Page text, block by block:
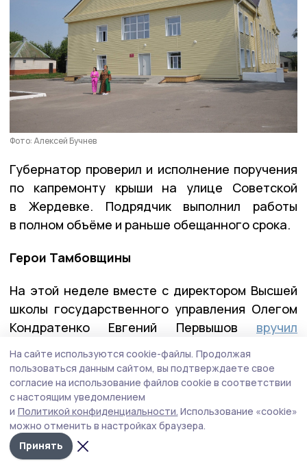
Фото: Алексей Бучнев
Губернатор проверил и исполнение поручения
по капремонту крыши на улице Советской
в Жердевке. Подрядчик выполнил работы
в полном объёме и раньше обещанного срока.
Герои Тамбовщины
На этой неделе вместе с директором Высшей
школы государственного управления Олегом
Кондратенко Евгений Первышов вручил
программы «Герои Тамбовщины». Эта
программа разрабатывалась по инициативе
Евгения Первышова — выпускника
федеральной программы «Время героев», и
реализовывалась вместе с его коллегами по
программе — Алексеем Кондратьевым и
На сайте используются cookie-файлы. Продолжая
пользоваться данным сайтом, вы подтверждаете свое
согласие на использование файлов cookie в соответствии
с настоящим уведомлением
и Политикой конфиденциальности. Использование «cookie»
можно отменить в настройках браузера.
Принять